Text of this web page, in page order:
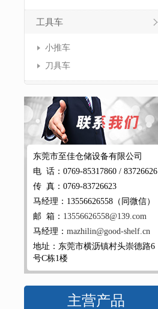
工具车
小推车
刀具车
东莞市至佳仓储设备有限公司
电 话：0769-85317860 / 83726626
传 真：0769-83726623
马经理：13556626558（同微信）
邮 箱： 13556626558@139.com
马经理： mazhilin@good-shelf.cn
地址：东莞市横沥镇村头崇德路6
号C栋1楼
主营产品